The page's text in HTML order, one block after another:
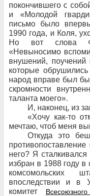
покончившего с
и
«Молодой
письмо было
1990 года, и Коля,
Но вот слова
«Невыносимо
внушений, поучений
которые обрушились
народ вправе был
скромности
таланта моего».
И, наконец, из
«Хочу как-то
мечтаю, чтоб меня
Откуда это
него? Я сталкивался
избран в 1988 году в
комсомольских
впоследствии и
в
комитет